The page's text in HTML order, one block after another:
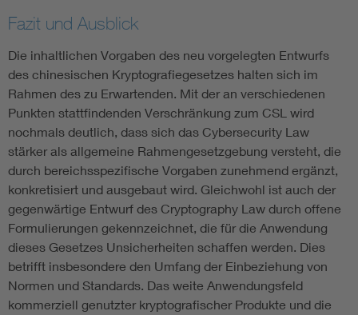
Fazit und Ausblick
Die inhaltlichen Vorgaben des neu vorgelegten Entwurfs
des chinesischen Kryptografiegesetzes halten sich im
Rahmen des zu Erwartenden. Mit der an verschiedenen
Punkten stattfindenden Verschränkung zum CSL wird
nochmals deutlich, dass sich das Cybersecurity Law
stärker als allgemeine Rahmengesetzgebung versteht, die
durch bereichsspezifische Vorgaben zunehmend ergänzt,
konkretisiert und ausgebaut wird. Gleichwohl ist auch der
gegenwärtige Entwurf des Cryptography Law durch offene
Formulierungen gekennzeichnet, die für die Anwendung
dieses Gesetzes Unsicherheiten schaffen werden. Dies
betrifft insbesondere den Umfang der Einbeziehung von
Normen und Standards. Das weite Anwendungsfeld
kommerziell genutzter kryptografischer Produkte und die